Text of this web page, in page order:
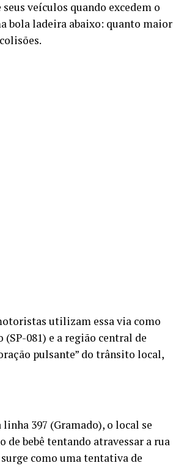
veículos quando excedem o
bola ladeira abaixo: quanto maior
utilizam essa via como
081) e a região central de
pulsante” do trânsito local,
397 (Gramado), o local se
bebê tentando atravessar a rua
como uma tentativa de